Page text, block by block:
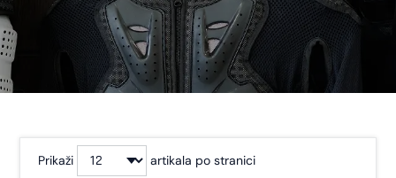
Prikaži artikala po stranici